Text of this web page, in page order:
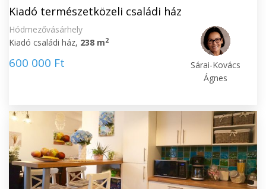
Kiadó természetközeli családi ház
Hódmezővásárhely
Kiadó családi ház, 238 m2
600 000 Ft
Sárai-Kovács
Ágnes